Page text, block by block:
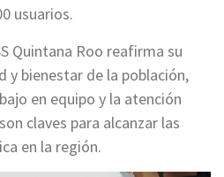
usuarios.
Quintana Roo reafirma su
y bienestar de la población,
en equipo y la atención
claves para alcanzar las
en la región.